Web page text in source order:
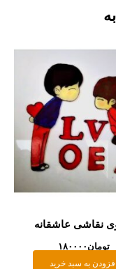
نقاشی عاشقانه
تومان۱۸۰۰۰۰
به سبد خرید